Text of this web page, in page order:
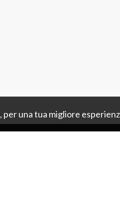
, per una tua migliore